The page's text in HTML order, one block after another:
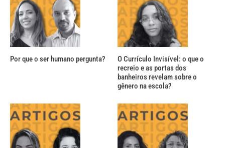
Por que o ser humano pergunta?
O Currículo Invisível: o que o
recreio e as portas dos
banheiros revelam sobre o
gênero na escola?